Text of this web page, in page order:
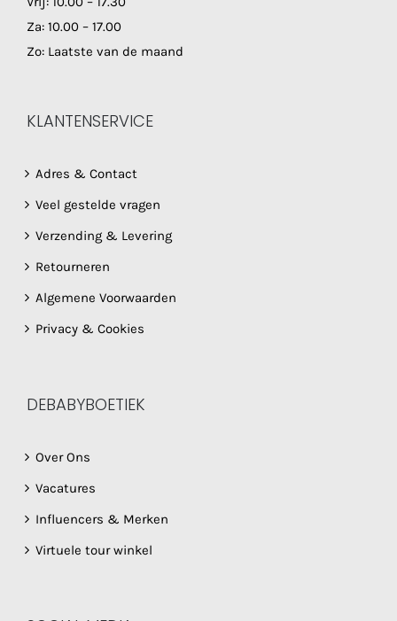
Za: 10.00 – 17.00
Zo: Laatste van de maand
KLANTENSERVICE
Adres & Contact
Veel gestelde vragen
Verzending & Levering
Retourneren
Algemene Voorwaarden
Privacy & Cookies
DEBABYBOETIEK
Over Ons
Vacatures
Influencers & Merken
Virtuele tour winkel